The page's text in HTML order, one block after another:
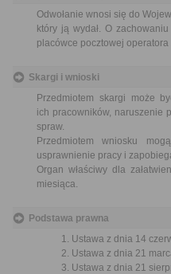
Odwołanie wnosi się do
który ją wydał. O
placówce pocztowej
Skargi i wnioski
Przedmiotem skargi może
ich pracowników, naruszenie
spraw.
Przedmiotem wniosku
usprawnienie pracy i
Organ właściwy dla
miesiąca.
Podstawa prawna
Ustawa z dnia 14
Ustawa z dnia 21
Ustawa z dnia 21